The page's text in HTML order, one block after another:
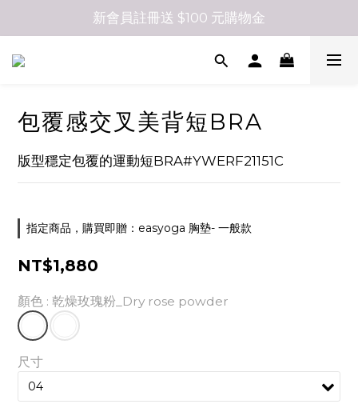
新會員註冊送 $100 元購物金
包覆感交叉美背短BRA
版型穩定包覆的運動短BRA#YWERF21151C
指定商品，購買即贈：easyoga 胸墊- 一般款
NT$1,880
顏色 : 乾燥玫瑰粉_Dry rose powder
尺寸